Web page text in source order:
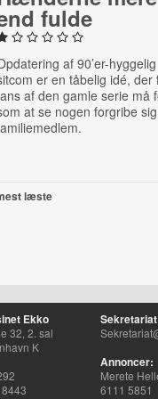
fulde
af 90’er-hyggelig
er en tåbelig idé, der
af den gamle serie må
at se nogen forgribe
læste
Ekko
32, 2. sal
K
Annoncer:
Merete
6111 5851